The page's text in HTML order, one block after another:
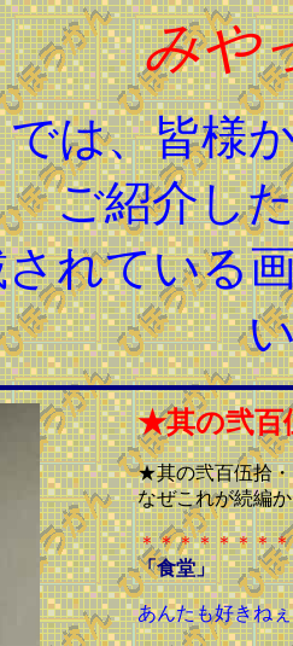
みや
は、皆様
ご紹介し
れている
★其の弐百
★其の弐百伍拾
なぜこれが続編
＊＊＊＊＊＊＊＊
「食堂」
あんたも好きね